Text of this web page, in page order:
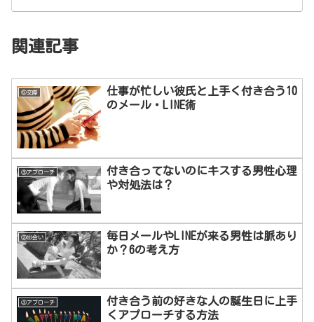
関連記事
⑤交際
仕事が忙しい彼氏と上手く付き合う10
のメール・LINE術
③アプローチ
付き合ってないのにキスする男性心理
や対処法は？
②出会い
毎日メールやLINEが来る男性は脈あり
か？6の考え方
③アプローチ
付き合う前の好きな人の誕生日に上手
くアプローチする方法